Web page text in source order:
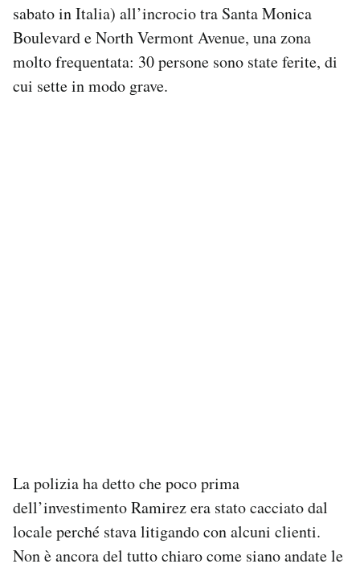
sabato in Italia) all’incrocio tra Santa Monica
Boulevard e North Vermont Avenue, una zona
molto frequentata: 30 persone sono state ferite, di
cui sette in modo grave.
La polizia ha detto che poco prima
dell’investimento Ramirez era stato cacciato dal
locale perché stava litigando con alcuni clienti.
Non è ancora del tutto chiaro come siano andate le